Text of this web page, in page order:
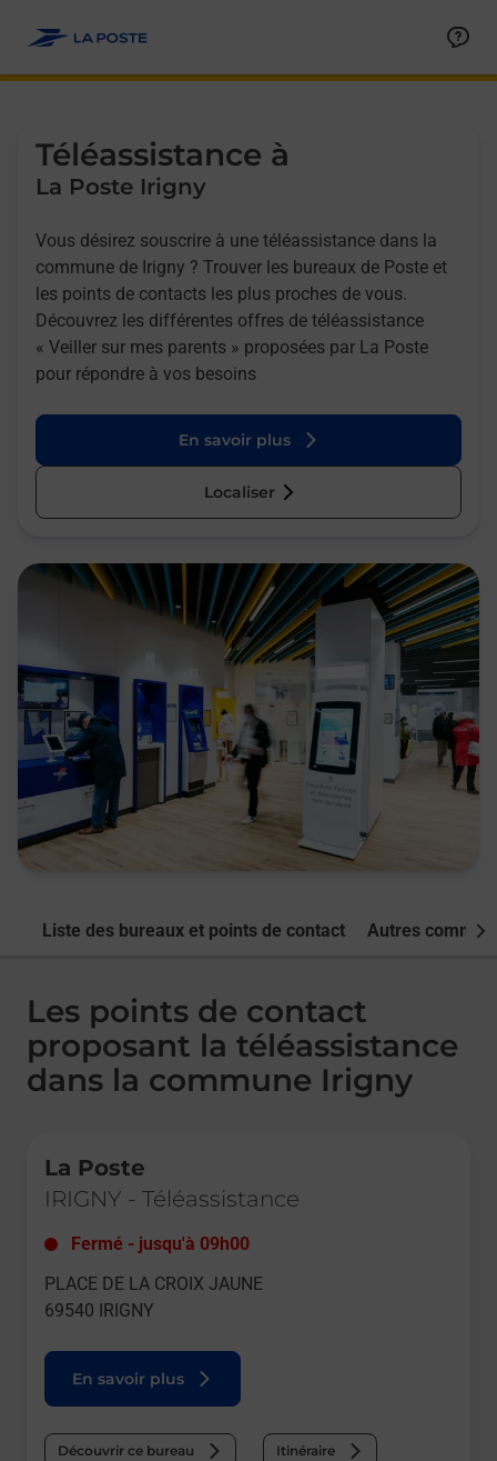
Téléassistance à
La Poste Irigny
Vous désirez souscrire à une téléassistance dans la
commune de Irigny ? Trouver les bureaux de Poste et
les points de contacts les plus proches de vous.
Découvrez les différentes offres de téléassistance
« Veiller sur mes parents » proposées par La Poste
pour répondre à vos besoins
En savoir plus
Localiser
Liste des bureaux et points de contact Autres
Les points de contact
proposant la téléassistance
dans la commune Irigny
La Poste
IRIGNY - Téléassistance
Fermé - jusqu'à 09h00
PLACE DE LA CROIX JAUNE
69540
IRIGNY
En savoir plus
Découvrir ce bureau Itinéraire